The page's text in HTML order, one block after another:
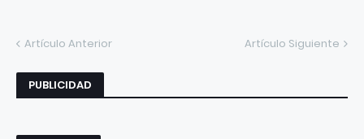
Artículo Anterior Artículo Siguiente
PUBLICIDAD